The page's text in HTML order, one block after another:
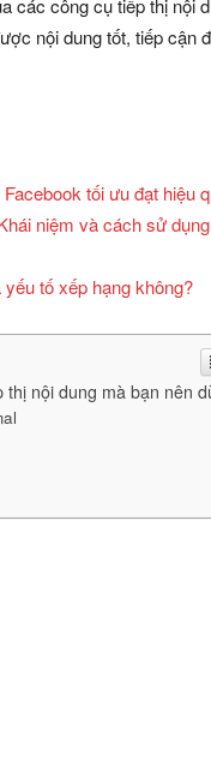
các công cụ tiếp thị nội
nội dung tốt, tiếp cận
tối ưu đạt hiệu
niệm và cách sử
tố xếp hạng không?
thị nội dung mà bạn nên